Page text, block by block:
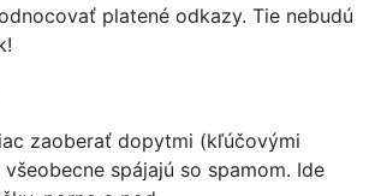
platené odkazy. Tie nebudú
zaoberať dopytmi (kľúčovými
spájajú so spamom. Ide